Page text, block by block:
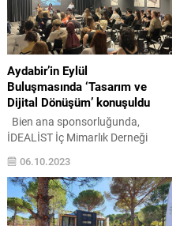
Aydabir’in Eylül
Buluşmasında ‘Tasarım ve
Dijital Dönüşüm’ konuşuldu
Bien ana sponsorluğunda,
İDEALİST İç Mimarlık Derneği
tarafından organize edilen söyleşi
serisi ‘Aydabir’in 15’incisi ‘Tasarım
ve Dijital Dönüşüm’’ temasıyla
gerçekleştirildi. Moderatörlüğünü
iç mimar Emre Toner’in yaptığı
06.10.2023